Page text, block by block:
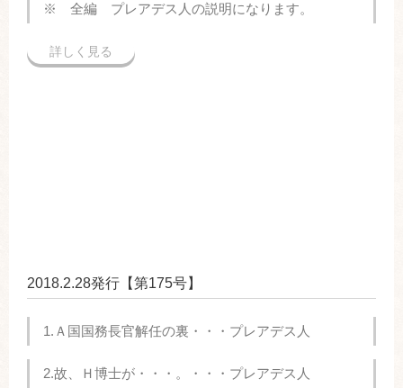
※ 全編 プレアデス人の説明になります。
詳しく見る
2018.2.28発行【第175号】
1.Ａ国国務長官解任の裏・・・プレアデス人
2.故、Ｈ博士が・・・。・・・プレアデス人